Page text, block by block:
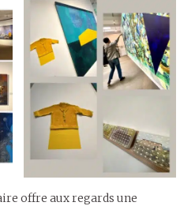
offre aux regards une